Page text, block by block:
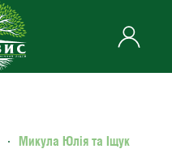
Микула Юлія та Іщук